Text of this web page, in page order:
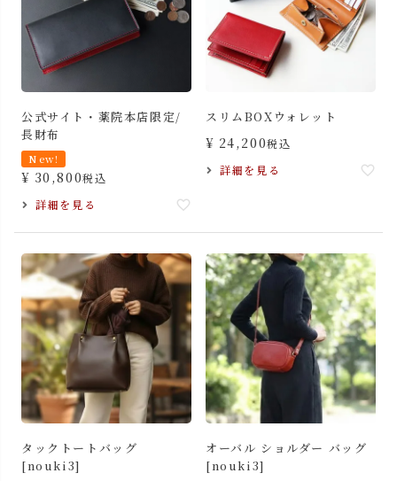
公式サイト・薬院本店限定/
長財布
New!
¥ 30,800税込
詳細を見る
スリムBOXウォレット
¥ 24,200税込
詳細を見る
タックトートバッグ
[nouki3]
オーバル ショルダー バッグ
[nouki3]